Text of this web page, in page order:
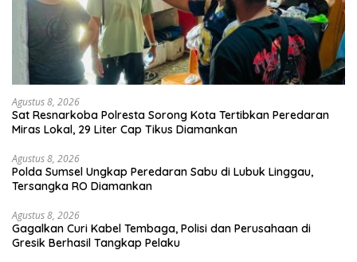
Agustus 8, 2026
Sat Resnarkoba Polresta Sorong Kota Tertibkan Peredaran
Miras Lokal, 29 Liter Cap Tikus Diamankan
Agustus 8, 2026
Polda Sumsel Ungkap Peredaran Sabu di Lubuk Linggau,
Tersangka RO Diamankan
Agustus 8, 2026
Gagalkan Curi Kabel Tembaga, Polisi dan Perusahaan di
Gresik Berhasil Tangkap Pelaku